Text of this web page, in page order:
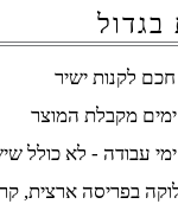
בגדול
לקנות ישיר
בפריסה ארצית,